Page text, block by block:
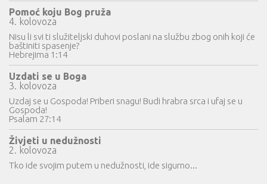
Pomoć koju Bog pruža
4. kolovoza
Nisu li svi ti služiteljski duhovi poslani na službu zbog onih koji će
baštiniti spasenje?
Hebrejima 1:14
Uzdati se u Boga
3. kolovoza
Uzdaj se u Gospoda! Priberi snagu! Budi hrabra srca i ufaj se u
Gospoda!
Psalam 27:14
Živjeti u nedužnosti
2. kolovoza
Tko ide svojim putem u nedužnosti, ide sigurno...